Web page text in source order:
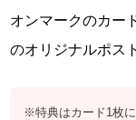
オンマークのカー
のオリジナルポス
※特典はカード1枚